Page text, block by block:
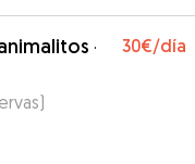
·
30€/día
)